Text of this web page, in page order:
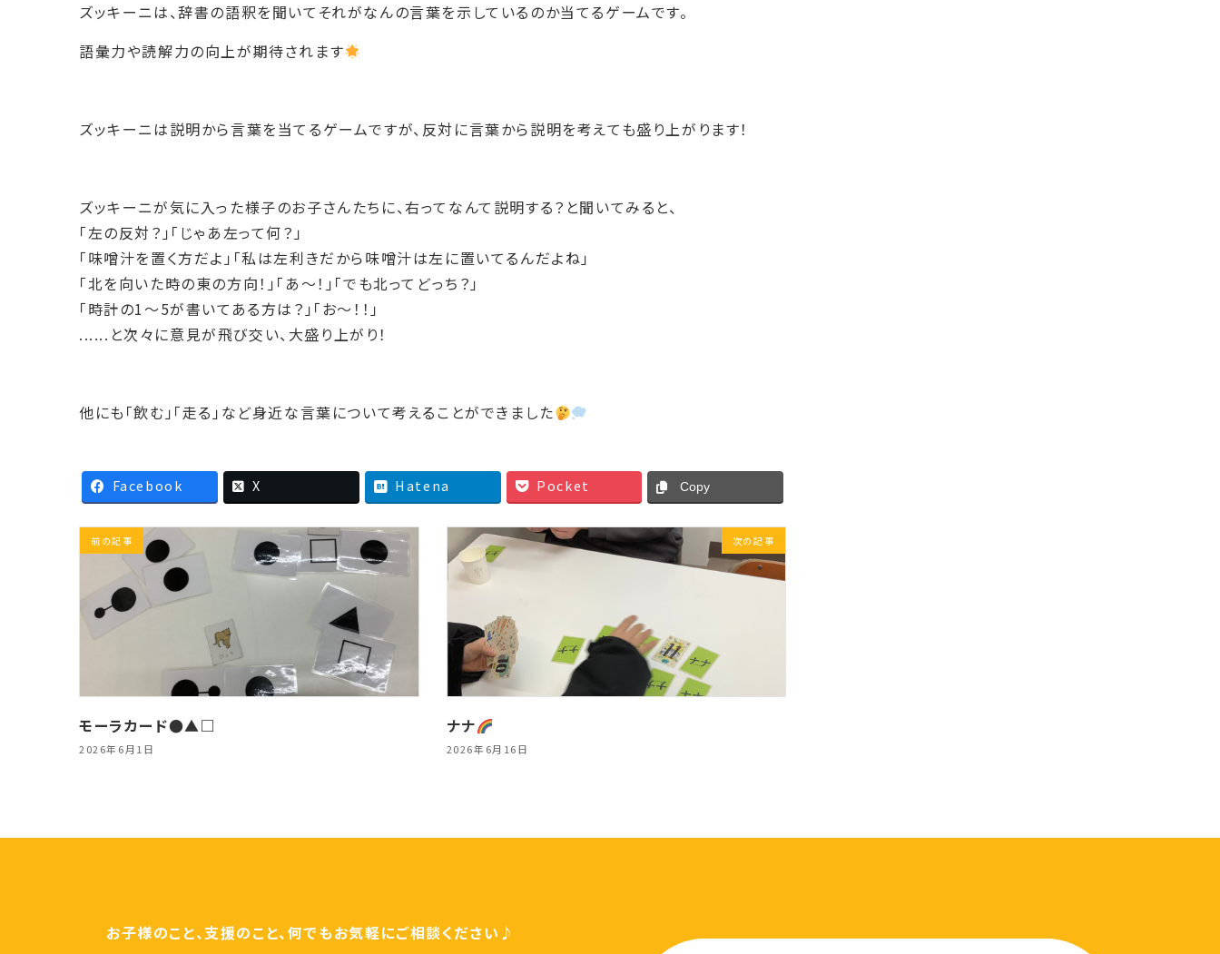
ズッキーニは、辞書の語釈を聞いてそれがなんの言葉を示しているのか当てるゲームです。
語彙力や読解力の向上が期待されます
ズッキーニは説明から言葉を当てるゲームですが、反対に言葉から説明を考えても盛り上がります！
ズッキーニが気に入った様子のお子さんたちに、右ってなんて説明する？と聞いてみると、
「左の反対？」「じゃあ左って何？」
「味噌汁を置く方だよ」「私は左利きだから味噌汁は左に置いてるんだよね」
「北を向いた時の東の方向！」「あ～！」「でも北ってどっち？」
「時計の1～5が書いてある方は？」「お～！！」
......と次々に意見が飛び交い、大盛り上がり！
他にも「飲む」「走る」など身近な言葉について考えることができました
Facebook X Hatena Pocket Copy
前の記事
モーラカード●▲□
2026年6月1日
次の記事
ナナ
2026年6月16日
お子様のこと、支援のこと、何でもお気軽にご相談ください♪